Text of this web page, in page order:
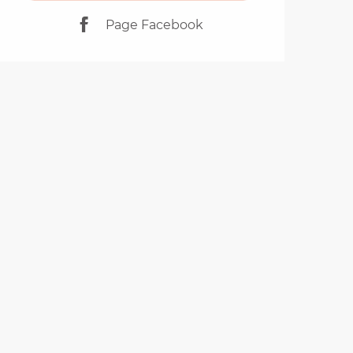
Page Facebook